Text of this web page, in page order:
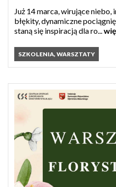
Już 14 marca, wirujące niebo,
błękity, dynamiczne
staną się inspiracją dla ro...
SZKOLENIA, WARSZTATY